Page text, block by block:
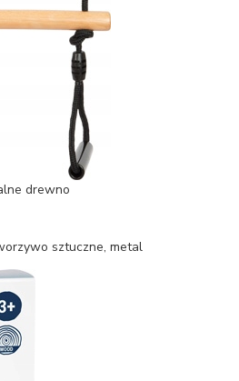
drewno
sztuczne, metal